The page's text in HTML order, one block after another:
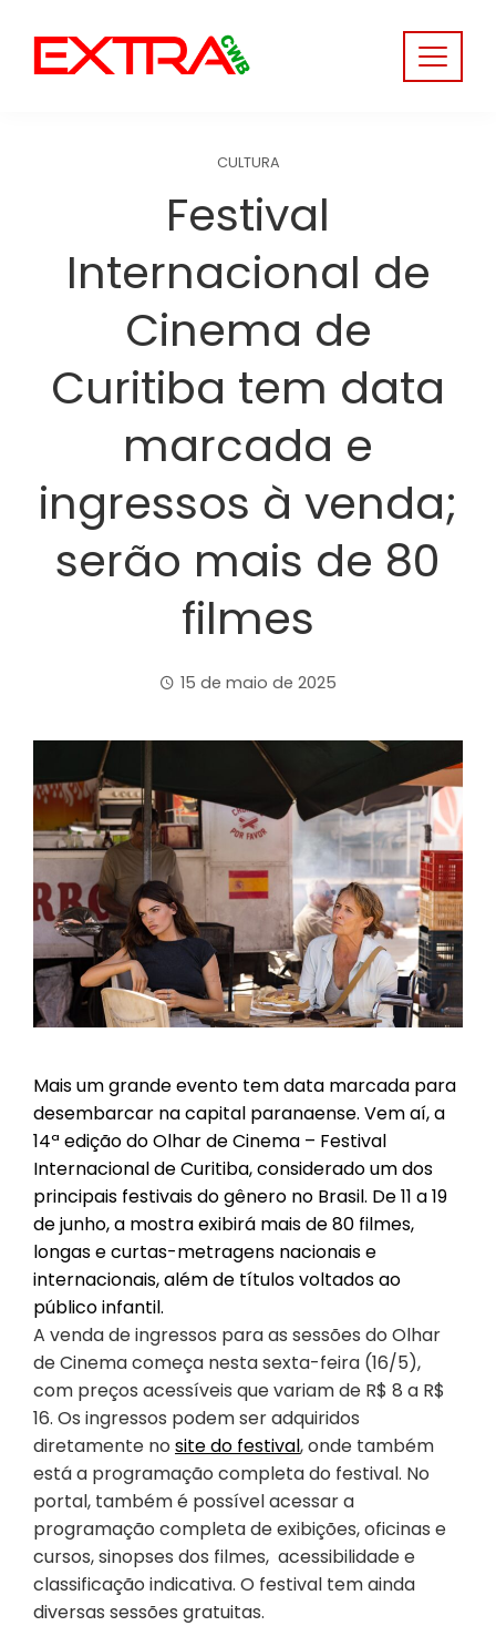
content
CULTURA
Festival
Internacional de
Cinema de
Curitiba tem data
marcada e
ingressos à venda;
serão mais de 80
filmes
15 de maio de 2025
Mais um grande evento tem data marcada para
desembarcar na capital paranaense. Vem aí, a
14ª edição do Olhar de Cinema – Festival
Internacional de Curitiba, considerado um dos
principais festivais do gênero no Brasil. De 11 a 19
de junho, a mostra exibirá mais de 80 filmes,
longas e curtas-metragens nacionais e
internacionais, além de títulos voltados ao
público infantil.
A venda de ingressos para as sessões do Olhar
de Cinema começa nesta sexta-feira (16/5),
com preços acessíveis que variam de R$ 8 a R$
16. Os ingressos podem ser adquiridos
diretamente no site do festival, onde também
está a programação completa do festival. No
portal, também é possível acessar a
programação completa de exibições, oficinas e
cursos, sinopses dos filmes, acessibilidade e
classificação indicativa. O festival tem ainda
diversas sessões gratuitas.